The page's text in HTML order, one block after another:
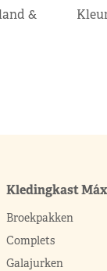
&
Kledingkast
Broekpakken
Complets
Galajurken